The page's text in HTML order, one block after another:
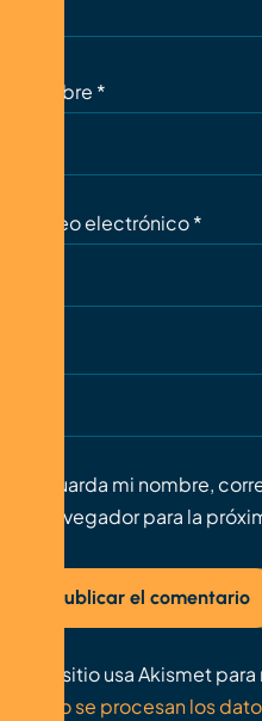
Nombre *
Correo electrónico*
Guarda mi nombre,
navegador para la
Este sitio usa Akismet
cómo se procesan los